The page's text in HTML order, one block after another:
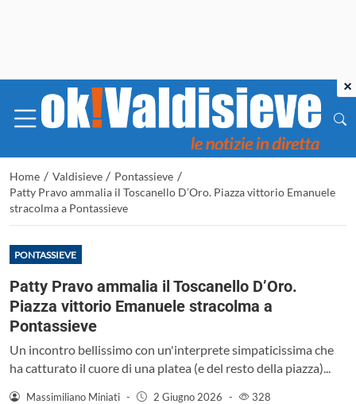
Home / Valdisieve / Pontassieve /
Patty Pravo ammalia il Toscanello D’Oro. Piazza vittorio Emanuele
stracolma a Pontassieve
PONTASSIEVE
Patty Pravo ammalia il Toscanello D’Oro.
Piazza vittorio Emanuele stracolma a
Pontassieve
Un incontro bellissimo con un'interprete simpaticissima che
ha catturato il cuore di una platea (e del resto della piazza)...
Massimiliano Miniati - 2 Giugno 2026 - 328
×